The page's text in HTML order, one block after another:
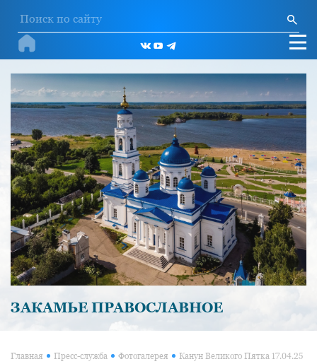
ЗАКАМЬЕ ПРАВОСЛАВНОЕ
Главная Пресс-служба Фотогалерея Канун Великого Пятка 17.04.25